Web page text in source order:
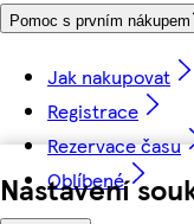
Nastavení
Pomoc s prvním nákupem
Jak nakupovat
Registrace
Rezervace času
Oblíbené